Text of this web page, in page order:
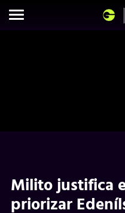
Milito justifica
priorizar